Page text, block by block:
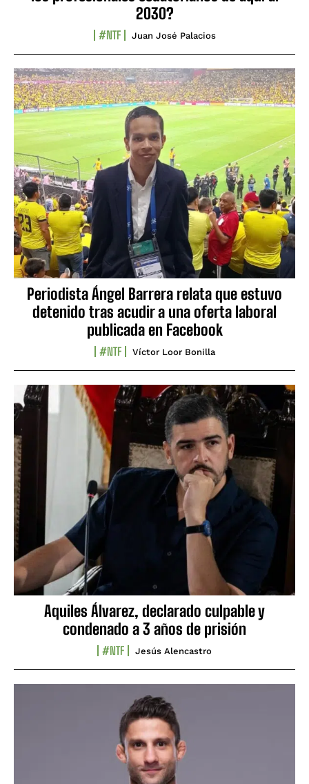
2030?
#NTF Juan José Palacios
Periodista Ángel Barrera relata que estuvo
detenido tras acudir a una oferta laboral
publicada en Facebook
#NTF Víctor Loor Bonilla
Aquiles Álvarez, declarado culpable y
condenado a 3 años de prisión
#NTF Jesús Alencastro